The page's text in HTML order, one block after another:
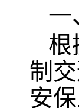
一
根
制
安